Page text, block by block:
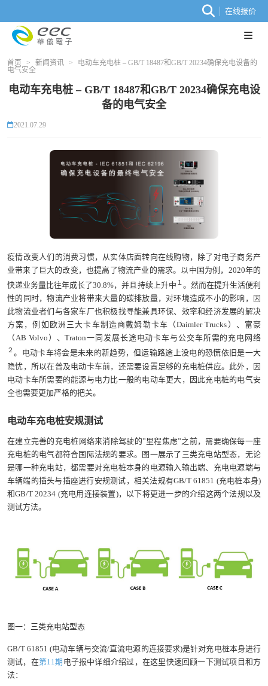
在线报价
首页 > 新闻资讯 >
电动车充电桩 – GB/T 18487和GB/T 20234确保充电设备的
电气安全
电动车充电桩 – GB/T 18487和GB/T 20234确保充电设
备的电气安全
2021.07.29
疫情改变人们的消费习惯，从实体店面转向在线购物，除了对电子商务产
业带来了巨大的改变，也提高了物流产业的需求。以中国为例，2020年的
快递业务量比往年成长了30.8%，并且持续上升中 １ 。然而在提升生活便利
性的同时，物流产业将带来大量的碳排放量，对环境造成不小的影响，因
此物流业者们与各家车厂也积极找寻能兼具环保、效率和经济发展的解决
方案，例如欧洲三大卡车制造商戴姆勒卡车（Daimler Trucks）、富豪
（AB Volvo）、Traton一同发展长途电动卡车与公交车所需的充电网络
２ 。电动卡车将会是未来的新趋势，但运输路途上没电的恐慌依旧是一大
隐忧，所以在普及电动卡车前，还需要设置足够的充电桩供应。此外，因
电动卡车所需要的能源与电力比一般的电动车更大，因此充电桩的电气安
全也需要更加严格的把关。
电动车充电桩安规测试
在建立完善的充电桩网络来消除驾驶的”里程焦虑”之前，需要确保每一座
充电桩的电气都符合国际法规的要求。图一展示了三类充电站型态，无论
是哪一种充电站，都需要对充电桩本身的电源输入输出端、充电电源端与
车辆端的插头与插座进行安规测试，相关法规有GB/T 61851 (充电桩本身)
和GB/T 20234 (充电用连接装置)，以下将更进一步的介绍这两个法规以及
测试方法。
图一：三类充电站型态
GB/T 61851 (电动车辆与交流/直流电源的连接要求)是针对充电桩本身进行
测试，在第11期 电子报中详细介绍过，在这里快速回顾一下测试项目和方
法：